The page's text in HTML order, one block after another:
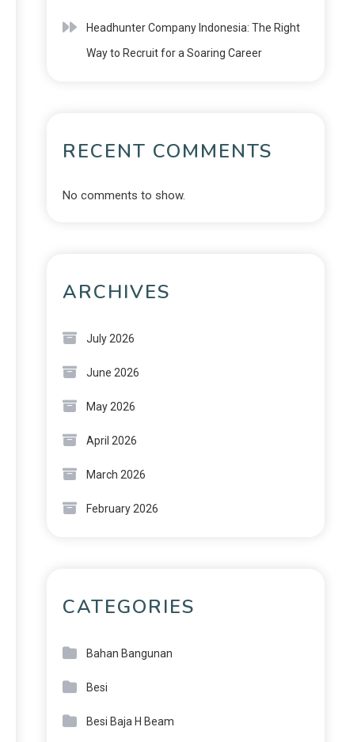
Headhunter Company Indonesia: The Right
Way to Recruit for a Soaring Career
RECENT COMMENTS
No comments to show.
ARCHIVES
July 2026
June 2026
May 2026
April 2026
March 2026
February 2026
CATEGORIES
Bahan Bangunan
Besi
Besi Baja H Beam